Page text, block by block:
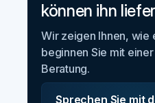
können ihn
Wir zeigen Ihnen,
beginnen Sie mit
Beratung.
Sprechen Sie mit